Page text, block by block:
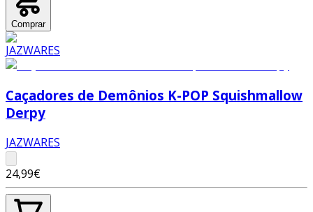
Comprar
Caçadores de Demônios K-POP Squishmallow
Derpy
JAZWARES
24,99€